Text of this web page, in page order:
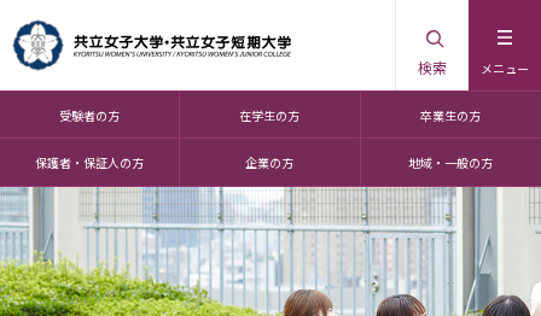
メニュー
検索
受験者の方 在学生の方 卒業生の方
保護者・保証人の方 企業の方 地域・一般の方